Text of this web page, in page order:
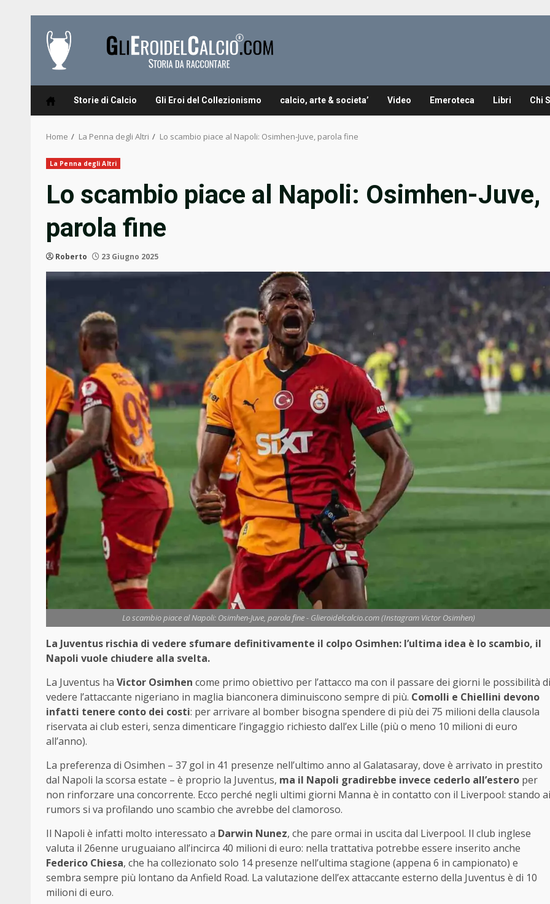
content
Storie di Calcio Gli Eroi del Collezionismo calcio, arte & societa’ Video Emeroteca Libri Chi
Home La Penna degli Altri Lo scambio piace al Napoli: Osimhen-Juve, parola fine
La Penna degli Altri
Lo scambio piace al Napoli: Osimhen-Juve,
parola fine
Roberto 23 Giugno 2025
Lo scambio piace al Napoli: Osimhen-Juve, parola fine - Glieroidelcalcio.com (Instagram Victor Osimhen)
La Juventus rischia di vedere sfumare definitivamente il colpo Osimhen: l’ultima idea è lo scambio, il
Napoli vuole chiudere alla svelta.
La Juventus ha Victor Osimhen come primo obiettivo per l’attacco ma con il passare dei giorni le possibilità di
vedere l’attaccante nigeriano in maglia bianconera diminuiscono sempre di più. Comolli e Chiellini devono
infatti tenere conto dei costi: per arrivare al bomber bisogna spendere di più dei 75 milioni della clausola
riservata ai club esteri, senza dimenticare l’ingaggio richiesto dall’ex Lille (più o meno 10 milioni di euro
all’anno).
La preferenza di Osimhen – 37 gol in 41 presenze nell’ultimo anno al Galatasaray, dove è arrivato in prestito
dal Napoli la scorsa estate – è proprio la Juventus, ma il Napoli gradirebbe invece cederlo all’estero per
non rinforzare una concorrente. Ecco perché negli ultimi giorni Manna è in contatto con il Liverpool: stando ai
rumors si va profilando uno scambio che avrebbe del clamoroso.
Il Napoli è infatti molto interessato a Darwin Nunez, che pare ormai in uscita dal Liverpool. Il club inglese
valuta il 26enne uruguaiano all’incirca 40 milioni di euro: nella trattativa potrebbe essere inserito anche
Federico Chiesa, che ha collezionato solo 14 presenze nell’ultima stagione (appena 6 in campionato) e
sembra sempre più lontano da Anfield Road. La valutazione dell’ex attaccante esterno della Juventus è di 10
milioni di euro.